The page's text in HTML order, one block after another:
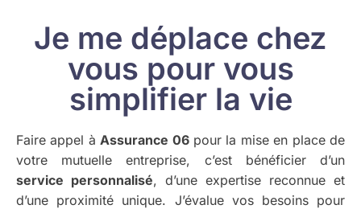
Je me déplace chez
vous pour vous
simplifier la vie
Faire appel à Assurance 06pour la mise en place de
votre mutuelle entreprise, c’est bénéficier d’un
service personnalisé, d’une expertise reconnue et
d’une proximité unique. J’évalue vos besoins pour